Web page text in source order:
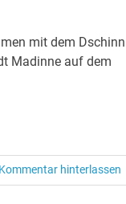
mit dem Dschinn
Madinne auf dem
Kommentar hinterlassen